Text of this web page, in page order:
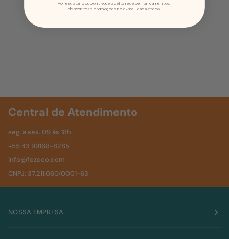
Central de Atendimento
seg. à sex. 09 às 18h
+55 43 99168-8285
info@fozoco.com
CNPJ: 37.211.060/0001-63
NOSSA EMPRESA
Ao resgatar o cupom, você aceita receber lançamentos,
descontos e promoções no e-mail cadastrado.